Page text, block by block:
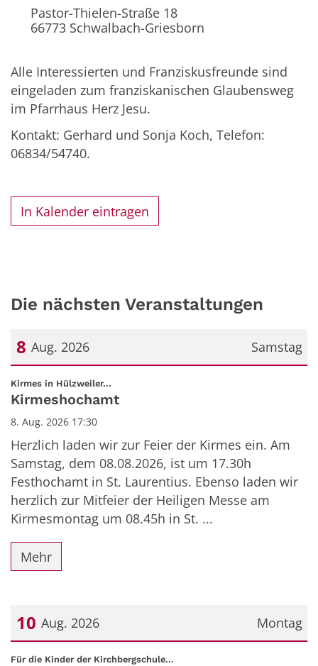
Pastor-Thielen-Straße 18
66773Schwalbach-Griesborn
Alle Interessierten und Franziskusfreunde sind
eingeladen zum franziskanischen Glaubensweg
im Pfarrhaus Herz Jesu.
Kontakt: Gerhard und Sonja Koch, Telefon:
06834/54740.
In Kalender eintragen
Die nächsten Veranstaltungen
Samstag
8 Aug. 2026
Datum: 8. August 2026
Kirmes in Hülzweiler...
Kirmeshochamt
8. Aug. 2026 17:30
Herzlich laden wir zur Feier der Kirmes ein. Am
Samstag, dem 08.08.2026, ist um 17.30h
Festhochamt in St. Laurentius. Ebenso laden wir
herzlich zur Mitfeier der Heiligen Messe am
Kirmesmontag um 08.45h in St. ...
Mehr
Montag
10 Aug. 2026
Datum: 10. August 2026
Für die Kinder der Kirchbergschule...